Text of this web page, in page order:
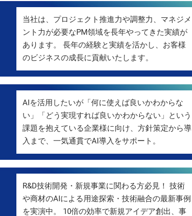
当社は、プロジェクト推進力や調整力、マネジメ
ント力が必要なPM領域を長年やってきた実績が
あります。 長年の経験と実績を活かし、お客様
のビジネスの成長に貢献いたします。
AIを活用したいが「何に使えば良いかわからな
い」「どう実現すれば良いかわからない」という
課題を抱えている企業様に向け、方針策定から導
入まで、一気通貫でAI導入をサポート。
R&D技術開発・新規事業に関わる方必見！ 技術
や商材のAIによる用途探索・技術融合の最新事例
を実演中。 10倍の効率で新規アイデア創出、事